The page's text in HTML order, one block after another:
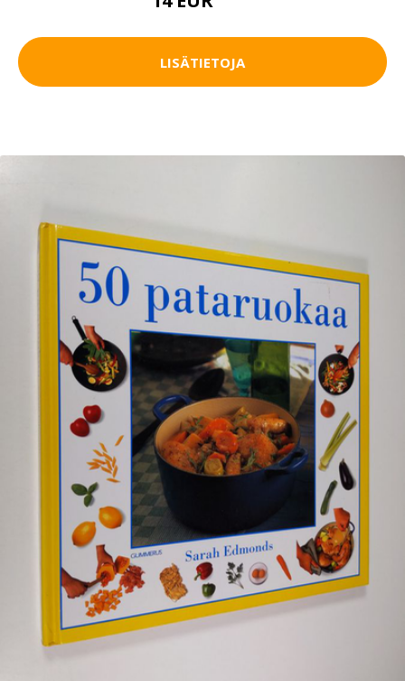
LISÄTIETOJA